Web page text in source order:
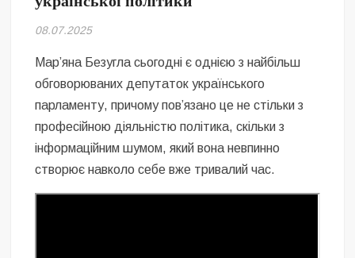
Безугла закликає валити Сирського
сучасну моду
Командувач ВМС Неїжпапа закликав не дестабілізувати ситуацію
навколо керівництва армії
08.07.2025
Мар’яна Безугла сьогодні є однією з найбільш
обговорюваних депутаток українського
парламенту, причому пов’язано це не стільки з
професійною діяльністю політика, скільки з
інформаційним шумом, який вона невпинно
створює навколо себе вже тривалий час.